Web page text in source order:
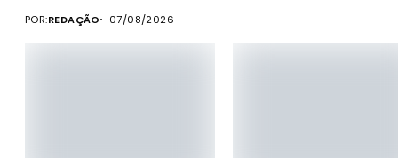
POR:REDAÇÃO 07/08/2026